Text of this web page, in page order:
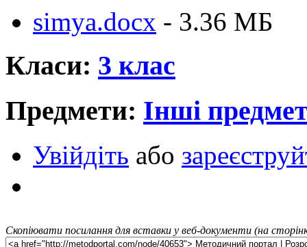
simya.docx - 3.36 MБ
Класи: 3 клас
Предмети: Інші
Увійдіть або
Скопіювати посилання для вставки у веб-документи (на